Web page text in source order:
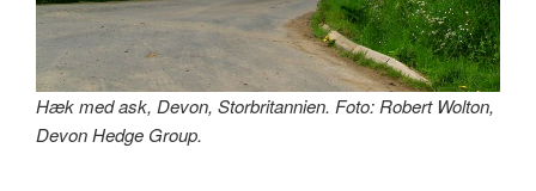
Hæk med ask, Devon, Storbritannien. Foto: Robert Wolton,
Devon Hedge Group.